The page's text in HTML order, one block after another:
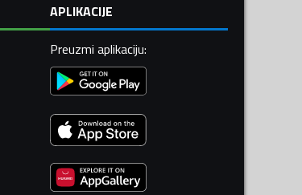
APLIKACIJE
Preuzmi aplikaciju: